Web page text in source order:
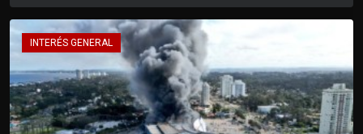
INTERÉS GENERAL